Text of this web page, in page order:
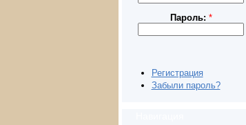
Пароль: *
Регистрация
Забыли пароль?